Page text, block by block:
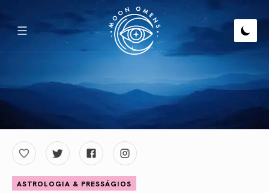
ASTROLOGIA & PRESSÁGIOS